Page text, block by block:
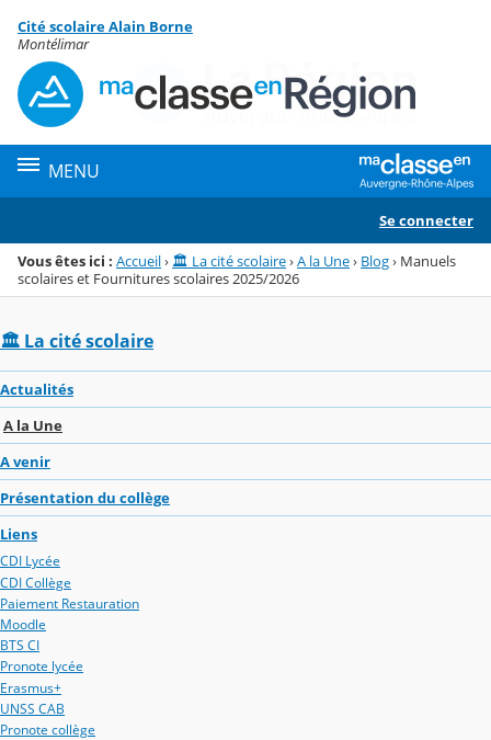
Menu de la rubrique
Contenu
Cité scolaire Alain Borne
Montélimar
MENU
Se connecter
Vous êtes ici : Accueil› 🏛️ La cité scolaire›A la Une› Blog› Manuels
scolaires et Fournitures scolaires 2025/2026
🏛️ La cité scolaire
Actualités
A la Une
A venir
Présentation du collège
Liens
CDI Lycée
CDI Collège
Paiement Restauration
Moodle
BTS CI
Pronote lycée
Erasmus+
UNSS CAB
Pronote collège